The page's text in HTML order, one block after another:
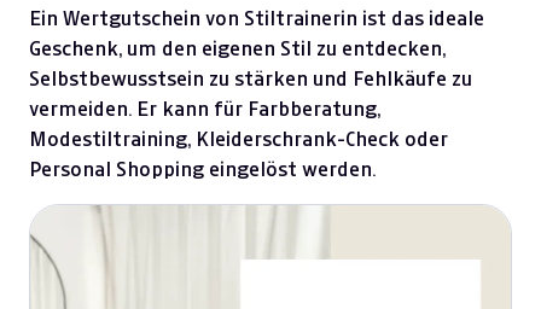
Ein Wertgutschein von Stiltrainerin ist das ideale
Geschenk, um den eigenen Stil zu entdecken,
Selbstbewusstsein zu stärken und Fehlkäufe zu
vermeiden. Er kann für Farbberatung,
Modestiltraining, Kleiderschrank-Check oder
Personal Shopping eingelöst werden.